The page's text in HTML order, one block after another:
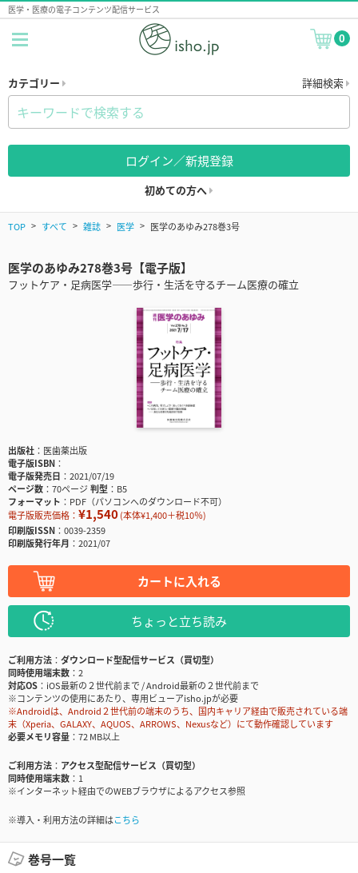
医学・医療の電子コンテンツ配信サービス
0
カテゴリー 詳細検索
ログイン／新規登録
初めての方へ
TOP すべて 雑誌 医学 医学のあゆみ278巻3号
医学のあゆみ278巻3号【電子版】
フットケア・足病医学――歩行・生活を守るチーム医療の確立
出版社
医歯薬出版
電子版ISBN
電子版発売日
2021/07/19
ページ数
70ページ判型
B5
フォーマット
PDF（パソコンへのダウンロード不可）
電子版販売価格： ¥1,540(本体¥1,400＋税10％)
印刷版ISSN
0039-2359
印刷版発行年月
2021/07
カートに入れる
ちょっと立ち読み
ご利用方法
ダウンロード型配信サービス（買切型）
同時使用端末数
2
対応OS
iOS最新の２世代前まで / Android最新の２世代前まで
※コンテンツの使用にあたり、専用ビューアisho.jpが必要
※Androidは、Android２世代前の端末のうち、国内キャリア経由で販売されている端
末（Xperia、GALAXY、AQUOS、ARROWS、Nexusなど）にて動作確認しています
必要メモリ容量
72 MB以上
ご利用方法
アクセス型配信サービス（買切型）
同時使用端末数
1
※インターネット経由でのWEBブラウザによるアクセス参照
※導入・利用方法の詳細はこちら
巻号一覧